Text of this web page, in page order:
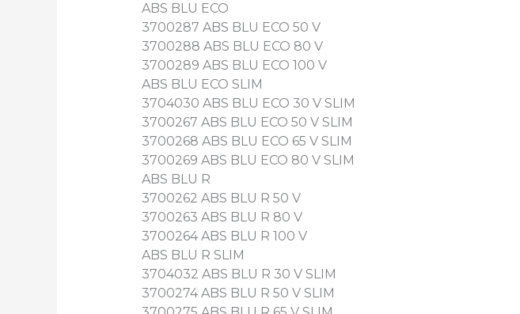
ABS BLU ECO
3700287 ABS BLU ECO 50 V
3700288 ABS BLU ECO 80 V
3700289 ABS BLU ECO 100 V
ABS BLU ECO SLIM
3704030 ABS BLU ECO 30 V SLIM
3700267 ABS BLU ECO 50 V SLIM
3700268 ABS BLU ECO 65 V SLIM
3700269 ABS BLU ECO 80 V SLIM
ABS BLU R
3700262 ABS BLU R 50 V
3700263 ABS BLU R 80 V
3700264 ABS BLU R 100 V
ABS BLU R SLIM
3704032 ABS BLU R 30 V SLIM
3700274 ABS BLU R 50 V SLIM